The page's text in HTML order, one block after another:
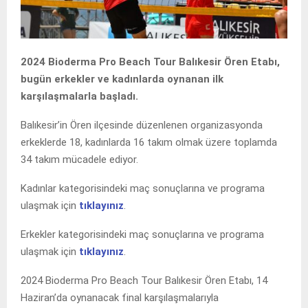
2024 Bioderma Pro Beach Tour Balıkesir Ören Etabı,
bugün erkekler ve kadınlarda oynanan ilk
karşılaşmalarla başladı.
Balıkesir’in Ören ilçesinde düzenlenen organizasyonda
erkeklerde 18, kadınlarda 16 takım olmak üzere toplamda
34 takım mücadele ediyor.
Kadınlar kategorisindeki maç sonuçlarına ve programa
ulaşmak için tıklayınız.
Erkekler kategorisindeki maç sonuçlarına ve programa
ulaşmak için tıklayınız.
2024 Bioderma Pro Beach Tour Balıkesir Ören Etabı, 14
Haziran’da oynanacak final karşılaşmalarıyla